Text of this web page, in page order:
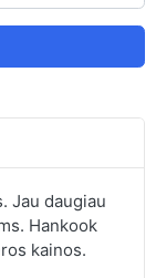
Jau daugiau
Hankook
kainos.